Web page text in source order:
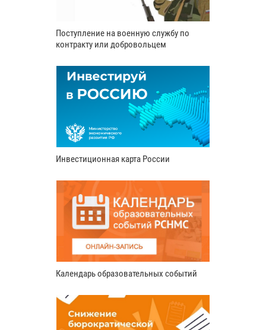
Поступление на военную службу по
контракту или добровольцем
Инвестиционная карта России
Календарь образовательных событий